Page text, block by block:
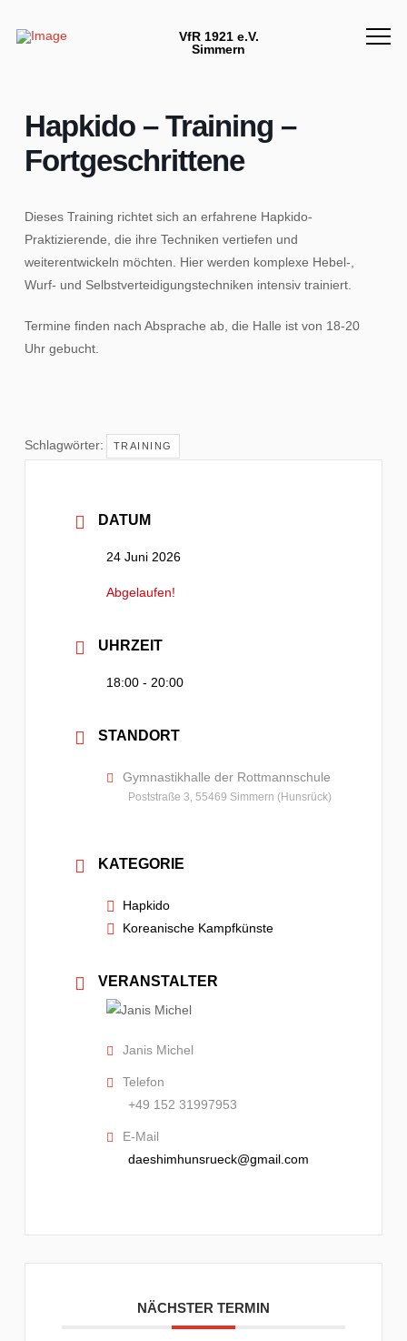
VfR 1921 e.V.
Simmern
Hapkido – Training –
Fortgeschrittene
Dieses Training richtet sich an erfahrene Hapkido-
Praktizierende, die ihre Techniken vertiefen und
weiterentwickeln möchten. Hier werden komplexe Hebel-,
Wurf- und Selbstverteidigungstechniken intensiv trainiert.
Termine finden nach Absprache ab, die Halle ist von 18-20
Uhr gebucht.
Schlagwörter: TRAINING
DATUM
24 Juni 2026
Abgelaufen!
UHRZEIT
18:00 - 20:00
STANDORT
Gymnastikhalle der Rottmannschule
Poststraße 3, 55469 Simmern (Hunsrück)
KATEGORIE
Hapkido
Koreanische Kampfkünste
VERANSTALTER
Janis Michel
Telefon
+49 152 31997953
E-Mail
daeshimhunsrueck@gmail.com
NÄCHSTER TERMIN